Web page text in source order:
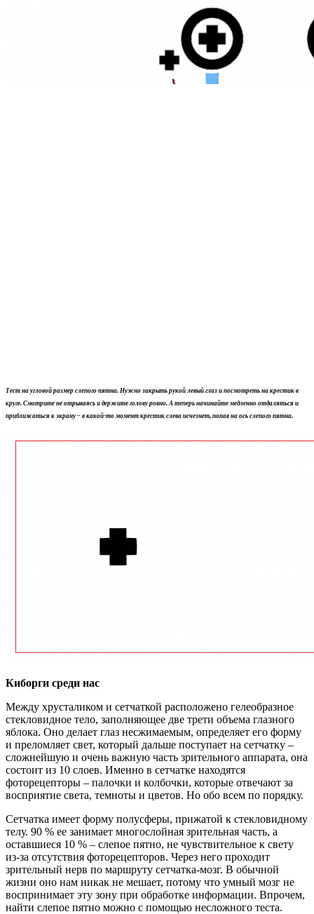
Тест на угловой размер слепого пятна. Нужно закрыть рукой левый глаз и посмотреть на крестик в
круге. Смотрите не отрываясь и держите голову ровно. А теперь начинайте медленно отдаляться и
приближаться к экрану – в какой-то момент крестик слева исчезнет, попав на ось слепого пятна.
Киборги среди нас
Между хрусталиком и сетчаткой расположено гелеобразное
стекловидное тело, заполняющее две трети объема глазного
яблока. Оно делает глаз несжимаемым, определяет его форму
и преломляет свет, который дальше поступает на сетчатку –
сложнейшую и очень важную часть зрительного аппарата, она
состоит из 10 слоев. Именно в сетчатке находятся
фоторецепторы – палочки и колбочки, которые отвечают за
восприятие света, темноты и цветов. Но обо всем по порядку.
Сетчатка имеет форму полусферы, прижатой к стекловидному
телу. 90 % ее занимает многослойная зрительная часть, а
оставшиеся 10 % – слепое пятно, не чувствительное к свету
из-за отсутствия фоторецепторов. Через него проходит
зрительный нерв по маршруту сетчатка-мозг. В обычной
жизни оно нам никак не мешает, потому что умный мозг не
воспринимает эту зону при обработке информации. Впрочем,
найти слепое пятно можно с помощью несложного теста.